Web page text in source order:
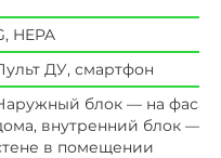
HEPA
ДУ, смартфон
блок — на
внутренний блок —
в помещении